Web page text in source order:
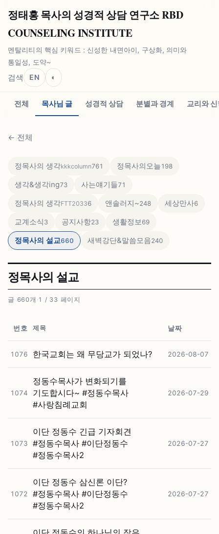
정태홍 목사의 성경적 상담 연구소 RBD
COUNSELING INSTITUTE
멘탈리티의 핵심 키워드 : 신성한 내면아이, 구상화, 의미와
통일성, 도약~
검색 EN ◐
전체 목사님 글 성경적 상담 분별과 경계 교리와
← 전체
정목사의 생각kkkcolumn761 정목사의오늘198
생각&생각ing73 사는얘기들71
정목사의 생각FTT20336 앤솔러지~248 세상만사6
교계소식3 공지사항23 생활정보69
정목사의 설교660 새벽강단&말씀모음240
정목사의 설교
글 660개 · 1 / 33 페이지
번호 제목 날짜
1076 한국교회는 왜 무당교가 되었나? 2026-08-07
1074
정동수목사가 변화되기를
기도합시다~ #⁠정동수목사
#⁠사랑침례교회
2026-07-29
1073
이단 정동수 긴급 기자회견
#⁠정동수목사 #⁠이단정동수
#⁠정동수목사2
2026-07-27
1072
이단 정동수 삼신론 이단?
#⁠정동수목사 #⁠이단정동수
#⁠정동수목사2
2026-07-27